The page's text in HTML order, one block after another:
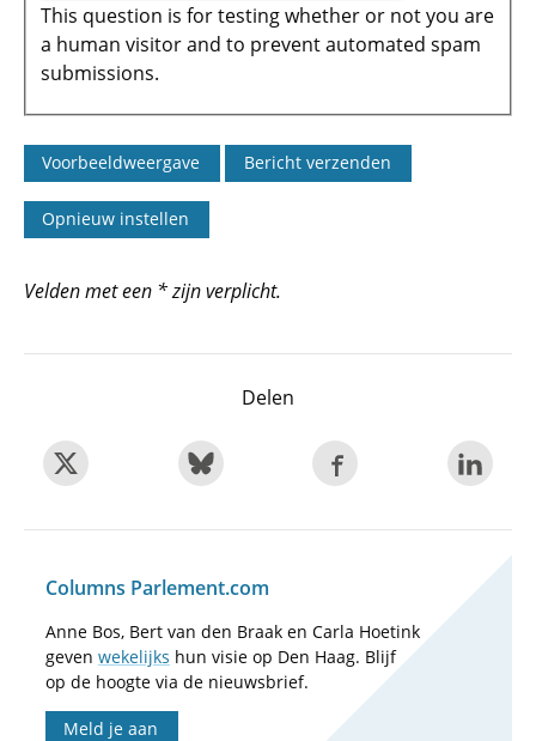
This question is for testing whether or not you are
a human visitor and to prevent automated spam
submissions.
Velden met een * zijn verplicht.
Delen
Columns Parlement.com
Anne Bos, Bert van den Braak en Carla Hoetink
geven wekelijks hun visie op Den Haag. Blijf
op de hoogte via de nieuwsbrief.
Meld je aan